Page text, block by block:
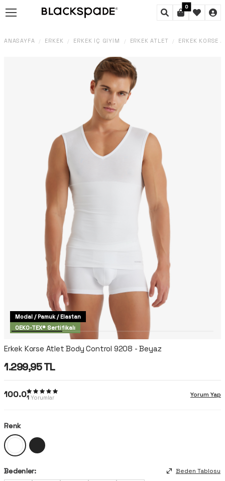
0
ANASAYFA / ERKEK / ERKEK İÇ GIYIM / ERKEK ATLET / ERKEK KORSE
Modal / Pamuk / Elastan
OEKO-TEX® Sertifikalı
Erkek Korse Atlet Body Control 9208 - Beyaz
1.299,95TL
100.01 Yorumlar Yorum Yap
Renk
Bedenler: Beden Tablosu